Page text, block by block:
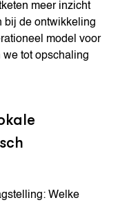
meer inzicht
bij de ontwikkeling
model voor
tot opschaling
Welke